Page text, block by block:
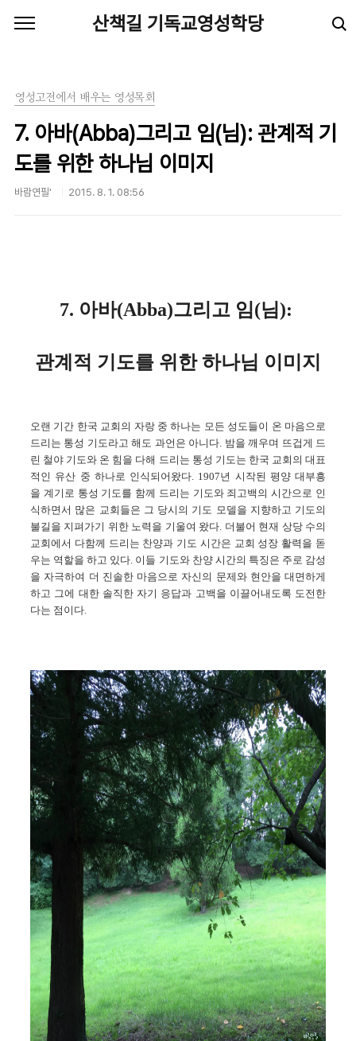
산책길 기독교영성학당
영성고전에서 배우는 영성목회
7. 아바(Abba)그리고 임(님): 관계적 기
도를 위한 하나님 이미지
바람연필' 2015. 8. 1. 08:56
7. 아바(Abba)그리고 임(님):
관계적 기도를 위한 하나님 이미지
오랜 기간 한국 교회의 자랑 중 하나는 모든 성도들이 온 마음으로
드리는 통성 기도라고 해도 과언은 아니다. 밤을 깨우며 뜨겁게 드
린 철야 기도와 온 힘을 다해 드리는 통성 기도는 한국 교회의 대표
적인 유산 중 하나로 인식되어왔다. 1907년 시작된 평양 대부흥
을 계기로 통성 기도를 함께 드리는 기도와 죄고백의 시간으로 인
식하면서 많은 교회들은 그 당시의 기도 모델을 지향하고 기도의
불길을 지펴가기 위한 노력을 기울여 왔다. 더불어 현재 상당 수의
교회에서 다함께 드리는 찬양과 기도 시간은 교회 성장 활력을 돋
우는 역할을 하고 있다. 이들 기도와 찬양 시간의 특징은 주로 감성
을 자극하여 더 진솔한 마음으로 자신의 문제와 현안을 대면하게
하고 그에 대한 솔직한 자기 응답과 고백을 이끌어내도록 도전한
다는 점이다.